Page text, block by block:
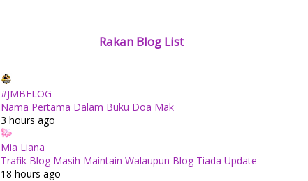
Rakan Blog List
#JMBELOG
Nama Pertama Dalam Buku Doa Mak
3 hours ago
Mia Liana
Trafik Blog Masih Maintain Walaupun Blog Tiada Update
18 hours ago